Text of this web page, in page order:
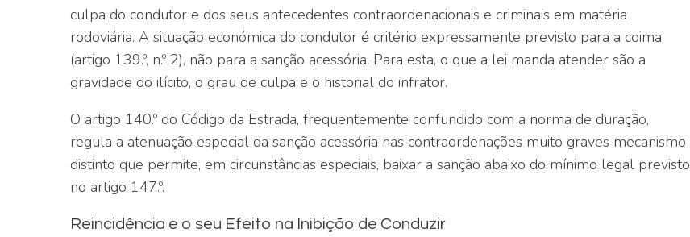
culpa do condutor e dos seus antecedentes contraordenacionais e criminais em matéria
rodoviária. A situação económica do condutor é critério expressamente previsto para a coima
(artigo 139.º, n.º 2), não para a sanção acessória. Para esta, o que a lei manda atender são a
gravidade do ilícito, o grau de culpa e o historial do infrator.
O artigo 140.º do Código da Estrada, frequentemente confundido com a norma de duração,
regula a atenuação especial da sanção acessória nas contraordenações muito graves mecanismo
distinto que permite, em circunstâncias especiais, baixar a sanção abaixo do mínimo legal previsto
no artigo 147.º.
Reincidência e o seu Efeito na Inibição de Conduzir